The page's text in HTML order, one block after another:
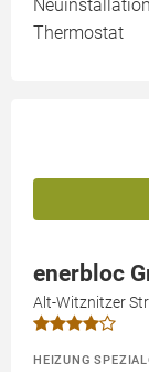
Thermostat
enerbloc
Alt-Witznitzer
HEIZUNG